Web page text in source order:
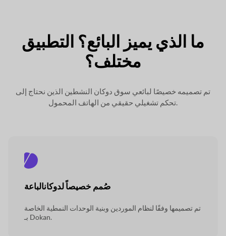
ما الذي يميز البائع؟ التطبيق
مختلف؟
تم تصميمه خصيصًا لبائعي سوق دوكان النشطين الذين نحتاج إلى
صُمم خصيصاً لدوكانالباعة
تم تصميمها وفقًا لنظام الموردين وبنية الوحدات النمطية الخاصة
بـ Dokan.